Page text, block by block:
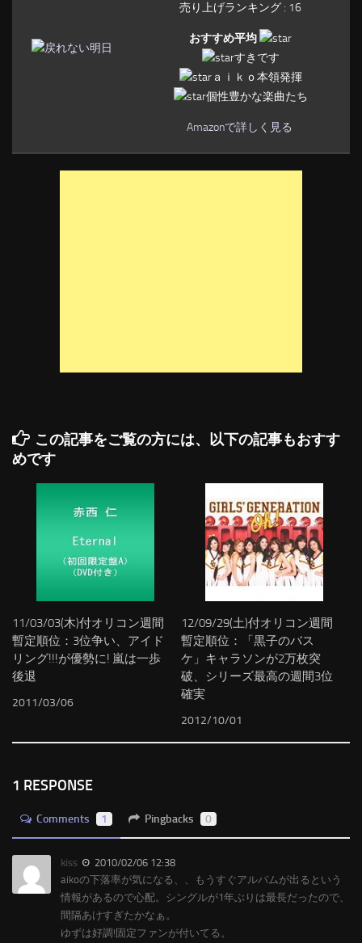
売り上げランキング : 16
おすすめ平均
すきです
ａｉｋｏ本領発揮
個性豊かな楽曲たち
Amazonで詳しく見る
この記事をご覧の方には、以下の記事もおすす
めです
11/03/03(木)付オリコン週間
暫定順位：3位争い、アイド
リング!!!が優勢に! 嵐は一歩
後退
2011/03/06
12/09/29(土)付オリコン週間
暫定順位：「黒子のバス
ケ」キャラソンが2万枚突
破、シリーズ最高の週間3位
確実
2012/10/01
1 RESPONSE
Comments 1 Pingbacks 0
kiss
2010/02/06 12:38
aikoの下落率が気になる、、もうすぐアルバムが出るという
情報があるので心配。シングルが1年ぶりは最長だったので、
間隔あけすぎたかなぁ。
ゆずは好調!固定ファンが付いてる。